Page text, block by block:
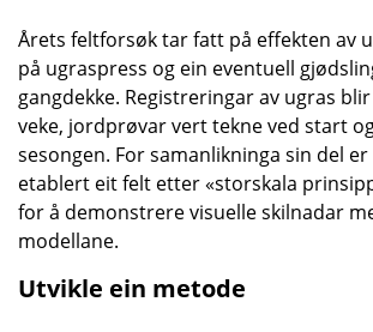
Årets feltforsøk tar fatt på effekten av
på ugraspress og ein eventuell
gangdekke. Registreringar av ugras
veke, jordprøvar vert tekne ved start
sesongen. For samanlikninga sin del
etablert eit felt etter «storskala
for å demonstrere visuelle skilnadar
modellane.
Utvikle ein metode